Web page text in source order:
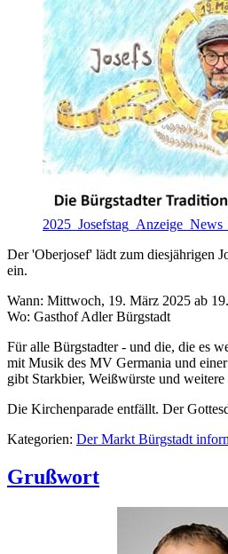
Der 'Oberjosef' lädt zum diesjährigen
ein.
Wann: Mittwoch, 19. März 2025 ab
Wo: Gasthof Adler Bürgstadt
Für alle Bürgstadter - und die, die es
mit Musik des MV Germania und
gibt Starkbier, Weißwürste und weitere
Die Kirchenparade entfällt. Der
Kategorien: Der Markt Bürgstadt
Grußwort